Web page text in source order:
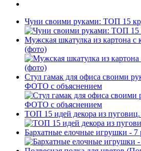
Чуни своими руками: ТОП 15
Мужская шкатулка из картона
(фото)
Стул гамак для офиса своими
ФОТО с объяснением
ТОП 15 идей декора из
Бархатные елочные игрушки - 7